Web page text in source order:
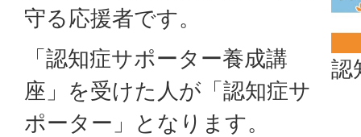
認
守る応援者です。
「認知症サポーター養成講
座」を受けた人が「認知症サ
ポーター」となります。